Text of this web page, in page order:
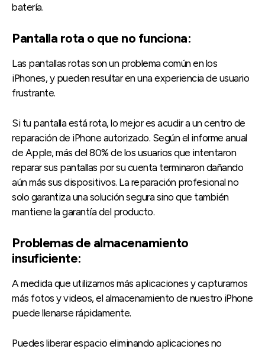
batería.
Pantalla rota o que no funciona:
Las pantallas rotas son un problema común en los
iPhones, y pueden resultar en una experiencia de usuario
frustrante.
Si tu pantalla está rota, lo mejor es acudir a un centro de
reparación de iPhone autorizado. Según el informe anual
de Apple, más del 80% de los usuarios que intentaron
reparar sus pantallas por su cuenta terminaron dañando
aún más sus dispositivos. La reparación profesional no
solo garantiza una solución segura sino que también
mantiene la garantía del producto.
Problemas de almacenamiento
insuficiente:
A medida que utilizamos más aplicaciones y capturamos
más fotos y videos, el almacenamiento de nuestro iPhone
puede llenarse rápidamente.
Puedes liberar espacio eliminando aplicaciones no